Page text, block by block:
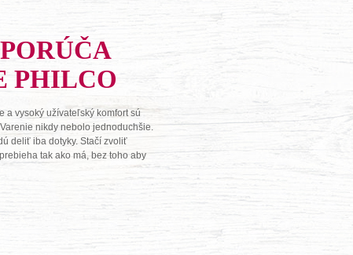
PHILCO
a vysoký užívateľský komfort sú
nikdy nebolo jednoduchšie.
deliť iba dotyky. Stačí zvoliť
tak ako má, bez toho aby